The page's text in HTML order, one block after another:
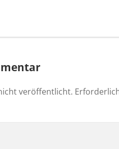
veröffentlicht.